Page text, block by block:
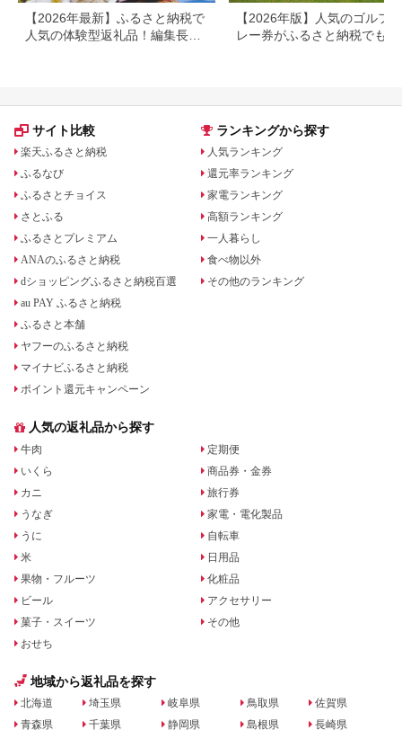
【2026年最新】ふるさと納税で
人気の体験型返礼品！編集長お
【2026年版】人気のゴルフ
レー券がふるさと納税でもら
サイト比較
楽天ふるさと納税
ふるなび
ふるさとチョイス
さとふる
ふるさとプレミアム
ANAのふるさと納税
dショッピングふるさと納税百選
au PAY ふるさと納税
ふるさと本舗
ヤフーのふるさと納税
マイナビふるさと納税
ポイント還元キャンペーン
ランキングから探す
人気ランキング
還元率ランキング
家電ランキング
高額ランキング
一人暮らし
食べ物以外
その他のランキング
人気の返礼品から探す
牛肉
いくら
カニ
うなぎ
うに
米
果物・フルーツ
ビール
菓子・スイーツ
おせち
定期便
商品券・金券
旅行券
家電・電化製品
自転車
日用品
化粧品
アクセサリー
その他
地域から返礼品を探す
北海道
青森県
埼玉県
千葉県
岐阜県
静岡県
鳥取県
島根県
佐賀県
長崎県